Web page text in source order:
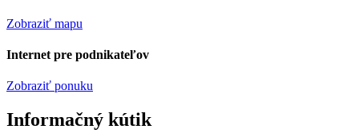
Zobraziť mapu
Internet pre podnikateľov
Zobraziť ponuku
Informačný kútik